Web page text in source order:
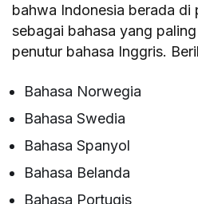
bahwa Indonesia berada di
sebagai bahasa yang
penutur bahasa Inggris.
Bahasa Norwegia
Bahasa Swedia
Bahasa Spanyol
Bahasa Belanda
Bahasa Portugis